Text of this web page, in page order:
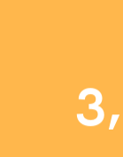
3,